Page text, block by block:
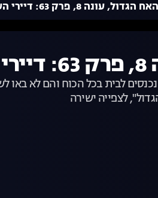
הגדול, עונה 8, פרק 63: דיירי העבר מול הדיירים
נכנסים לבית בכל הכוח והם לא
לצפייה ישירה